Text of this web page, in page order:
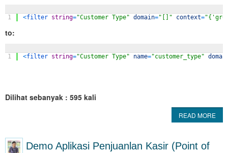
1 <filter string="Customer Type" domain="[]" context=
to:
1 <filter string="Customer Type" name="customer_type"
Dilihat sebanyak : 595 kali
READ MORE
Demo Aplikasi Penjuanlan Kasir (Point of